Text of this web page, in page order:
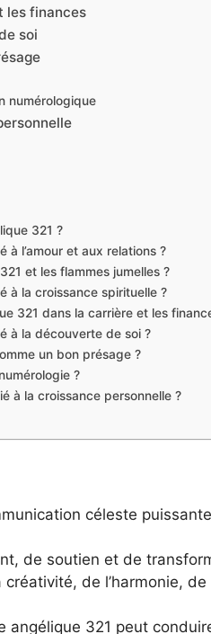
les finances
soi
numérologique
321 ?
à l’amour et aux relations ?
et les flammes jumelles ?
à la croissance spirituelle ?
321 dans la carrière et les
à la découverte de soi ?
un bon présage ?
?
à la croissance personnelle ?
céleste
de soutien et de
de l’harmonie, de
321 peut